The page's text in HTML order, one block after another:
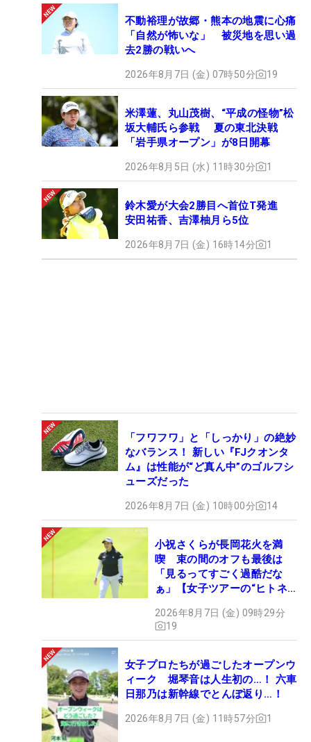
不動裕理が故郷・熊本の地震に心痛
「自然が怖いな」 被災地を思い過
去2勝の戦いへ
2026年8月7日 (金) 07時50分 19
米澤蓮、丸山茂樹、“平成の怪物”松
坂大輔氏ら参戦 夏の東北決戦
「岩手県オープン」が8日開幕
2026年8月5日 (水) 11時30分 1
鈴木愛が大会2勝目へ首位T発進
安田祐香、吉澤柚月ら5位
2026年8月7日 (金) 16時14分 1
「フワフワ」と「しっかり」の絶妙
なバランス！ 新しい『FJクオンタ
ム』は性能が“ど真ん中”のゴルフシ
ューズだった
2026年8月7日 (金) 10時00分 14
小祝さくらが長岡花火を満
喫 束の間のオフも最後は
「見るってすごく過酷だな
ぁ」【女子ツアーの“ヒトネ
2026年8月7日 (金) 09時29分
19
女子プロたちが過ごしたオープンウ
ィーク 堀琴音は人生初の…！ 六車
日那乃は新幹線でとんぼ返り…！
2026年8月7日 (金) 11時57分 1